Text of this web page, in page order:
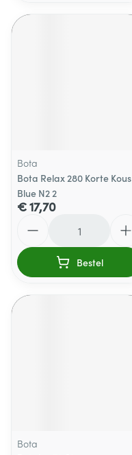
Bota
Bota Relax 280 Korte Kous
Blue N2 2
€ 17,70
Bestel
Bota